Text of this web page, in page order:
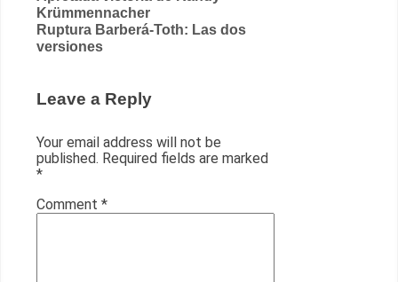
navigation
Krümmennacher
Ruptura Barberá-Toth: Las dos
versiones
Leave a Reply
Your email address will not be
published. Required fields are marked
*
Comment *